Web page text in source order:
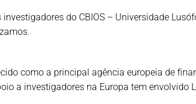
do CBIOS – Universidade
como a principal agência europeia de
a investigadores na Europa tem envolvido